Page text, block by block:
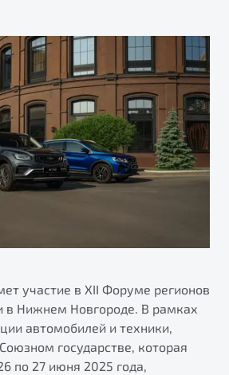
участие в XII Форуме регионов
в Нижнем Новгороде. В рамках
автомобилей и техники,
государстве, которая
по 27 июня 2025 года,